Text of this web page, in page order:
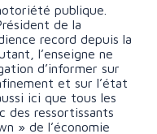
publique.
de la
record depuis la
l’enseigne ne
d’informer sur
et sur l’état
ici que tous les
des ressortissants
» de l’économie